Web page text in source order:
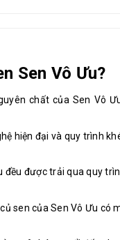
Sen Vô Ưu?
chất của Sen Vô
hiện đại và quy trình
đều được trải qua quy
sen của Sen Vô Ưu có